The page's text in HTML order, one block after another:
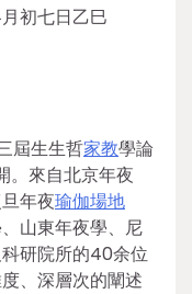
初七日乙巳
屆生生哲家教學論
。來自北京年夜
年夜瑜伽場地
山東年夜學、尼
研院所的40余位
、深層次的闡述